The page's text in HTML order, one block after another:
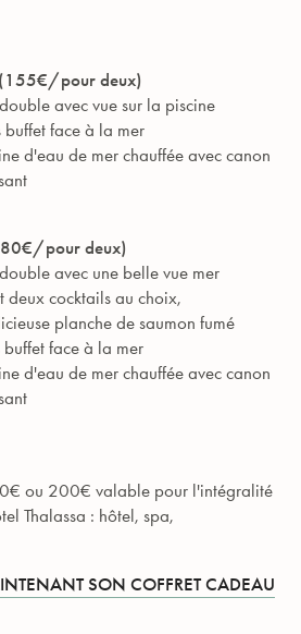
(155€/pour deux)
avec vue sur la piscine
buffet face à la mer
d'eau de mer chauffée avec canon
pour deux)
avec une belle vue mer
deux cocktails au choix,
planche de saumon fumé
face à la mer
d'eau de mer chauffée avec canon
ou 200€ valable pour l'intégralité
Thalassa : hôtel, spa,
SON COFFRET CADEAU